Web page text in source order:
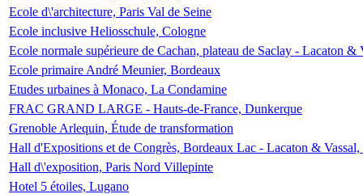
Ecole d\'architecture, Paris Val de Seine
Ecole inclusive Heliosschule, Cologne
Ecole normale supérieure de Cachan, plateau de Saclay - Lacaton &
Ecole primaire André Meunier, Bordeaux
Etudes urbaines à Monaco, La Condamine
FRAC GRAND LARGE - Hauts-de-France, Dunkerque
Grenoble Arlequin, Étude de transformation
Hall d'Expositions et de Congrès, Bordeaux Lac - Lacaton &
Hall d\'exposition, Paris Nord Villepinte
Hotel 5 étoiles, Lugano